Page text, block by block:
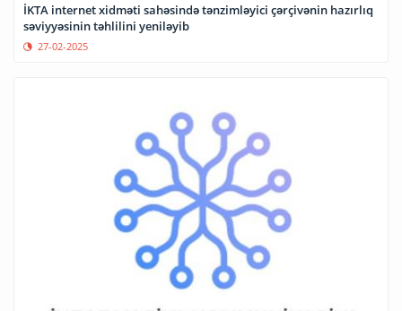
İKTA internet xidməti sahəsində tənzimləyici çərçivənin hazırlıq
səviyyəsinin təhlilini yeniləyib
27-02-2025